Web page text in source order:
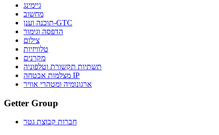
גיימינג
מחשוב
תוכנה וענן-GTC
הדפסה וגימור
צילום
טלוויזיות
מקרנים
תשתיות תקשורת וטלפוניה
מצלמות אבטחה IP
ארגונומיה ומטהרי אוויר
Getter Group
חברות קבוצת גטר